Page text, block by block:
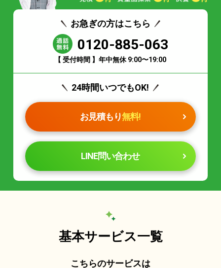
お急ぎの方はこちら
0120-885-063
【 受付時間 】年中無休 9:00〜19:00
24時間いつでもOK!
お見積もり無料!
LINE問い合わせ
基本サービス一覧
こちらのサービスは